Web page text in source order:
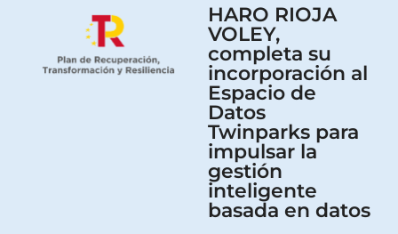
HARO RIOJA
VOLEY,
completa su
incorporación al
Espacio de
Datos
Twinparks para
impulsar la
gestión
inteligente
basada en datos